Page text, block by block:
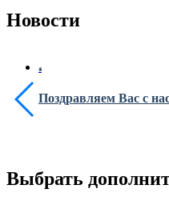
Новости
Поздравляем Вас с
Выбрать